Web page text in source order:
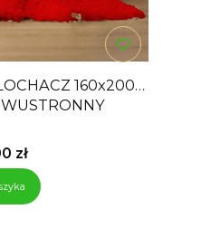
160x200
zł